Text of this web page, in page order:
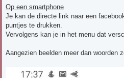
Op een smartphone
Je kan de directe link naar een
puntjes te drukken.
Vervolgens kan je in het menu dat
Aangezien beelden meer dan woorden